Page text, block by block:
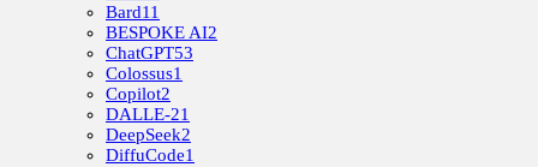
Bard11
BESPOKE AI2
ChatGPT53
Colossus1
Copilot2
DALLE-21
DeepSeek2
DiffuCode1